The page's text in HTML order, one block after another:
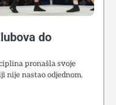
do
pronašla svoje
nije nastao odjednom.